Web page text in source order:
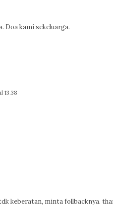
Doa kami sekeluarga.
13.38
keberatan, minta follbacknya.